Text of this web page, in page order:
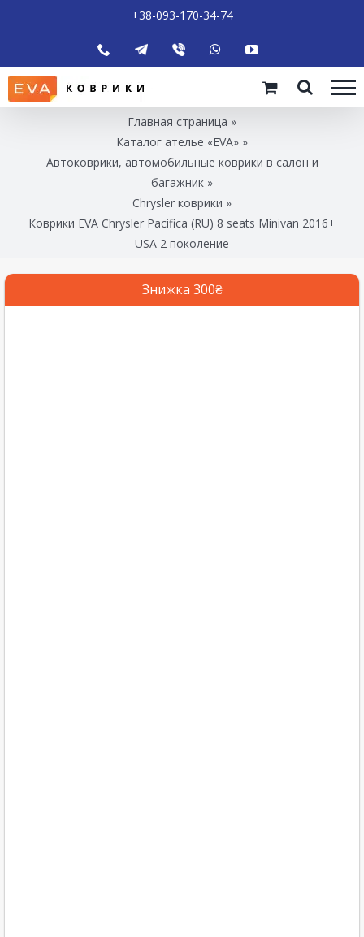
+38-093-170-34-74
Главная страница »
Каталог ателье «EVA» »
Автоковрики, автомобильные коврики в салон и
багажник »
Chrysler коврики »
Коврики EVA Chrysler Pacifica (RU) 8 seats Minivan 2016+
USA 2 поколение
Знижка 300₴